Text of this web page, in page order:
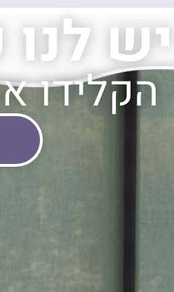
יש
הקלידו